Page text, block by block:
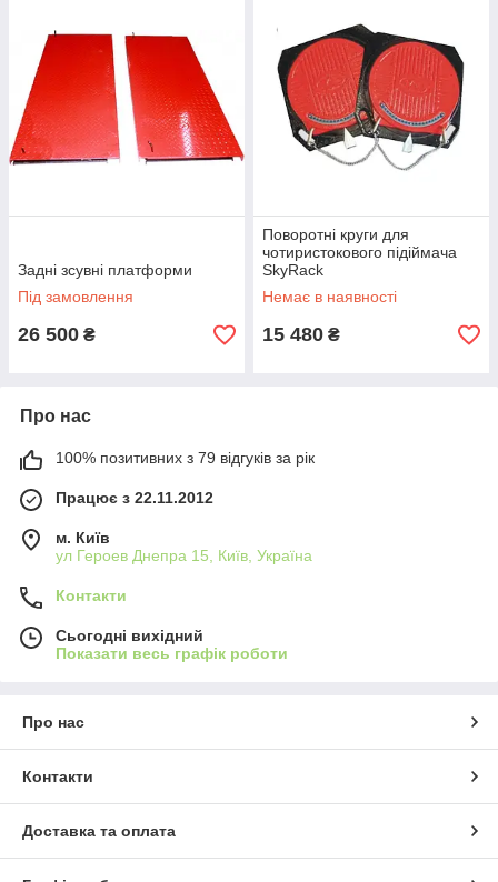
Задні зсувні платформи
Під замовлення
26 500 ₴
Поворотні круги для
чотиристокового підіймача
SkyRack
Немає в наявності
15 480 ₴
Про нас
100% позитивних з 79 відгуків за рік
Працює з 22.11.2012
м. Київ
ул Героев Днепра 15, Київ, Україна
Контакти
Сьогодні вихідний
Показати весь графік роботи
Про нас
Контакти
Доставка та оплата